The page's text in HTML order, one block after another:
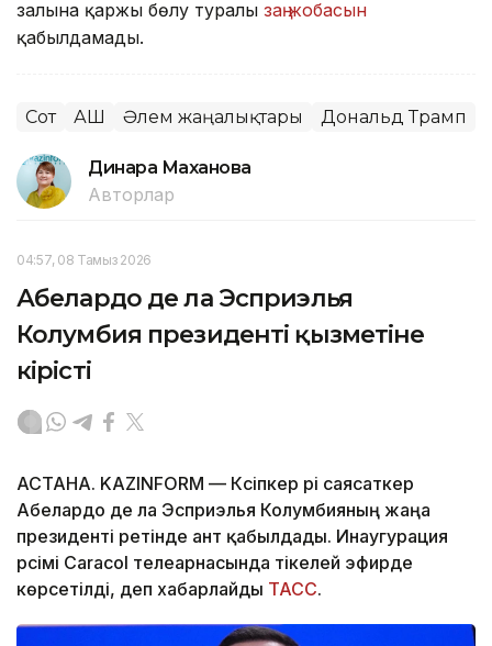
залына қаржы бөлу туралы заң жобасын
қабылдамады.
Сот АҚШ Әлем жаңалықтары Дональд Трамп
Динара Маханова
Авторлар
04:57, 08 Тамыз 2026
Абелардо де ла Эсприэлья
Колумбия президенті қызметіне
кірісті
АСТАНА. KAZINFORM — Кәсіпкер әрі саясаткер
Абелардо де ла Эсприэлья Колумбияның жаңа
президенті ретінде ант қабылдады. Инаугурация
рәсімі Caracol телеарнасында тікелей эфирде
көрсетілді, деп хабарлайды ТАСС.